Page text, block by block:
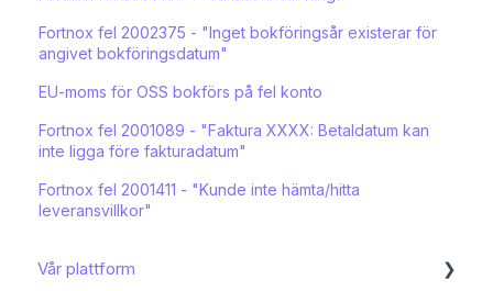
Fortnox fel 2002375 - "Inget bokföringsår existerar för
angivet bokföringsdatum"
EU-moms för OSS bokförs på fel konto
Fortnox fel 2001089 - "Faktura XXXX: Betaldatum kan
inte ligga före fakturadatum"
Fortnox fel 2001411 - "Kunde inte hämta/hitta
leveransvillkor"
Vår plattform